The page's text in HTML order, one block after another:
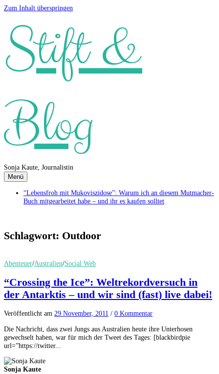
Zum Inhalt überspringen
Stift &
Blog
Sonja Kaute, Journalistin
Menü
“Lebensfroh mit Mukoviszidose”: Warum ich an diesem Mutmacher-
Buch mitgearbeitet habe – und ihr es kaufen solltet
Schlagwort: Outdoor
Abenteuer/Australien/Social Web
“Crossing the Ice”: Weltrekordversuch in
der Antarktis – und wir sind (fast) live dabei!
Veröffentlicht am 29 November, 2011 / 0 Kommentar
Die Nachricht, dass zwei Jungs aus Australien heute ihre Unterhosen
gewechselt haben, war für mich der Tweet des Tages: [blackbirdpie
url=”https://twitter...
Sonja Kaute